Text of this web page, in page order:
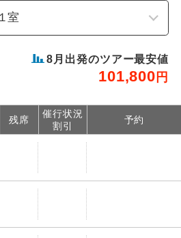
8 月出発のツアー最安値
101,800 円
残席
催行状況
割引
予約